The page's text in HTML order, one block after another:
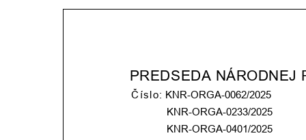
PREDSEDA NÁRODNEJ
   Číslo:
KNR-ORGA-0062/2025
KNR-ORGA-0233/2025
KNR-ORGA-0401/2025